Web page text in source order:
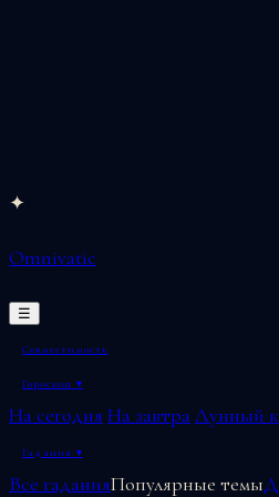
Перейти
содержимому
✦
Omnivatic
☰
Совместимость
Гороскоп ▾
На сегодня На завтраЛунный
Гадания ▾
Все гаданияПопулярные темы